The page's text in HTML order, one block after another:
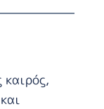
καιρός,